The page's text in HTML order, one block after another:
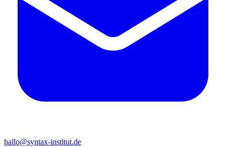
hallo@syntax-institut.de